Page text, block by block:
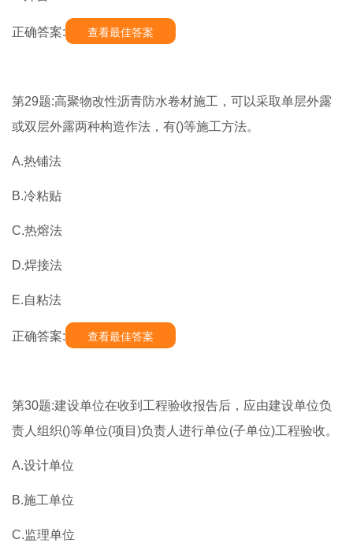
正确答案: 查看最佳答案
第29题:高聚物改性沥青防水卷材施工，可以采取单层外露
或双层外露两种构造作法，有()等施工方法。
A.热铺法
B.冷粘贴
C.热熔法
D.焊接法
E.自粘法
正确答案: 查看最佳答案
第30题:建设单位在收到工程验收报告后，应由建设单位负
责人组织()等单位(项目)负责人进行单位(子单位)工程验收。
A.设计单位
B.施工单位
C.监理单位